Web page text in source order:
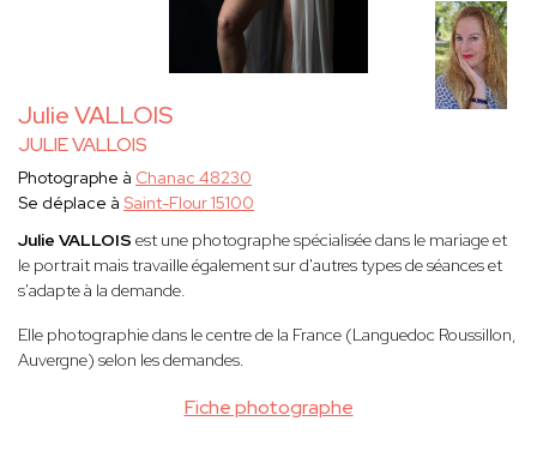
Julie VALLOIS
JULIE VALLOIS
Fiche photographe
Photographe à Chanac 48230
Se déplace à Saint-Flour 15100
Julie VALLOIS est une photographe spécialisée dans le mariage et
le portrait mais travaille également sur d'autres types de séances et
s'adapte à la demande.
Elle photographie dans le centre de la France (Languedoc Roussillon,
Auvergne) selon les demandes.